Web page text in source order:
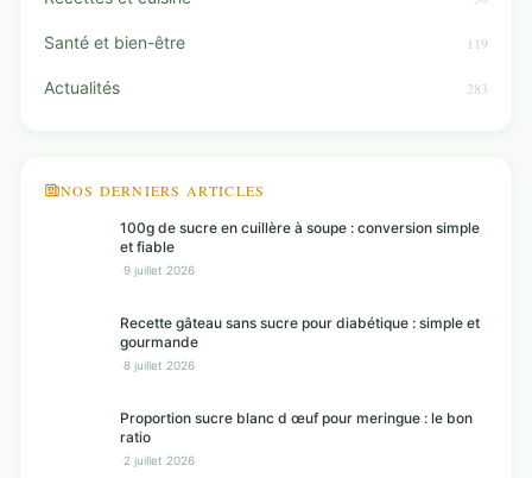
Santé et bien-être 119
Actualités 283
NOS DERNIERS ARTICLES
100g de sucre en cuillère à soupe : conversion simple
et fiable
·9 juillet 2026
Recette gâteau sans sucre pour diabétique : simple et
gourmande
·8 juillet 2026
Proportion sucre blanc d œuf pour meringue : le bon
ratio
·2 juillet 2026